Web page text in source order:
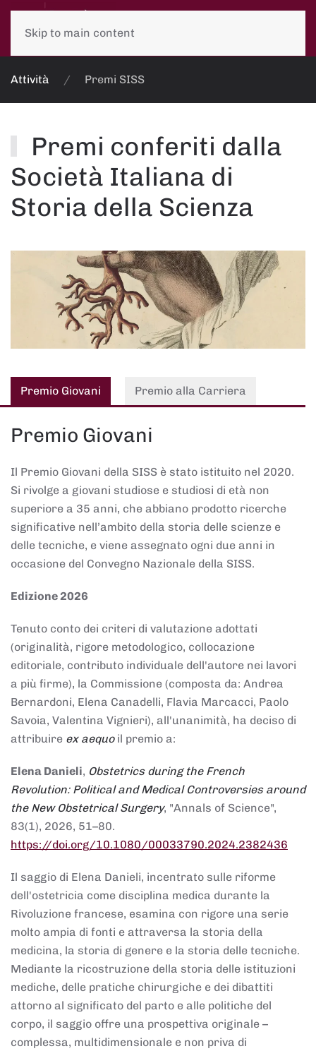
Skip to main content
Attività Premi SISS
Premi conferiti dalla
Società Italiana di
Storia della Scienza
Premio Giovani Premio alla Carriera
Premio Giovani
Il Premio Giovani della SISS è stato istituito nel 2020.
Si rivolge a giovani studiose e studiosi di età non
superiore a 35 anni, che abbiano prodotto ricerche
significative nell’ambito della storia delle scienze e
delle tecniche, e viene assegnato ogni due anni in
occasione del Convegno Nazionale della SISS.
Edizione 2026
Tenuto conto dei criteri di valutazione adottati
(originalità, rigore metodologico, collocazione
editoriale, contributo individuale dell'autore nei lavori
a più firme), la Commissione (composta da: Andrea
Bernardoni, Elena Canadelli, Flavia Marcacci, Paolo
Savoia, Valentina Vignieri), all'unanimità, ha deciso di
attribuire ex aequoil premio a:
Elena Danieli, Obstetrics during the French
Revolution: Political and Medical Controversies around
the New Obstetrical Surgery, "Annals of Science",
83(1), 2026, 51–80.
https://doi.org/10.1080/00033790.2024.2382436
Il saggio di Elena Danieli, incentrato sulle riforme
dell'ostetricia come disciplina medica durante la
Rivoluzione francese, esamina con rigore una serie
molto ampia di fonti e attraversa la storia della
medicina, la storia di genere e la storia delle tecniche.
Mediante la ricostruzione della storia delle istituzioni
mediche, delle pratiche chirurgiche e dei dibattiti
attorno al significato del parto e alle politiche del
corpo, il saggio offre una prospettiva originale –
complessa, multidimensionale e non priva di